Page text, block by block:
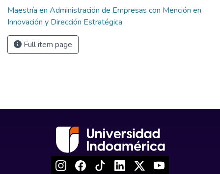
Maestría en Administración de Empresas con Mención en
Innovación y Dirección Estratégica
Full item page